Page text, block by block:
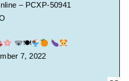
– PCXP-50941
🍽
7, 2022